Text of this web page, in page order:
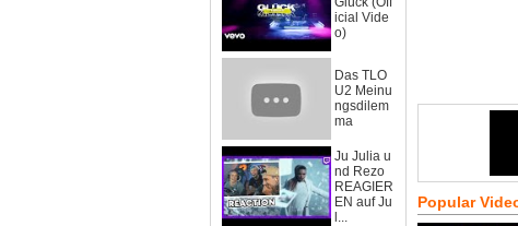
icial Vide
o)
Das TLO
U2 Meinu
ngsdilem
ma
Ju Julia u
nd Rezo
REAGIER
EN auf Ju
l...
Popular